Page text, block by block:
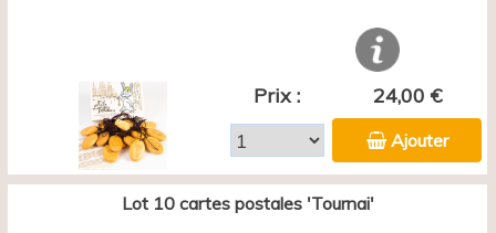
Prix : 24,00 €
Ajouter
Lot 10 cartes postales 'Tournai'